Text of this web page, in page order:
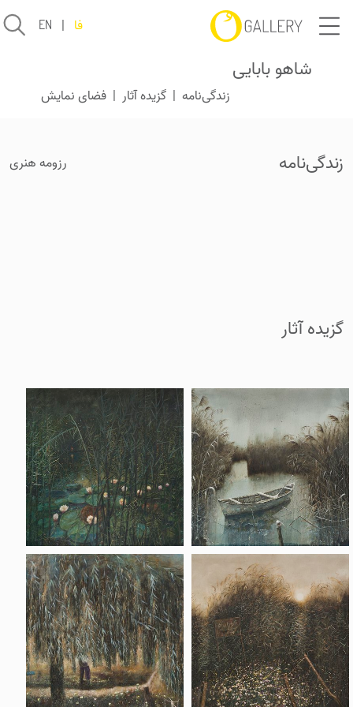
فا |
EN
شاهو بابایی
زندگی‌نامه | گزیده آثار | فضای نمایش
زندگی‌نامه رزومه هنری
گزیده آثار